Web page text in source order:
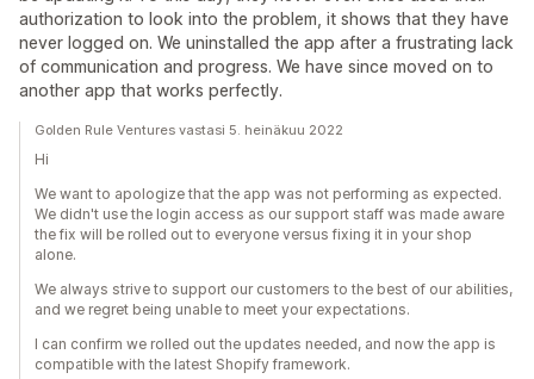
authorization to look into the problem, it shows that they have
never logged on. We uninstalled the app after a frustrating lack
of communication and progress. We have since moved on to
another app that works perfectly.
Golden Rule Ventures vastasi 5. heinäkuu 2022
Hi
We want to apologize that the app was not performing as expected.
We didn't use the login access as our support staff was made aware
the fix will be rolled out to everyone versus fixing it in your shop
alone.
We always strive to support our customers to the best of our abilities,
and we regret being unable to meet your expectations.
I can confirm we rolled out the updates needed, and now the app is
compatible with the latest Shopify framework.